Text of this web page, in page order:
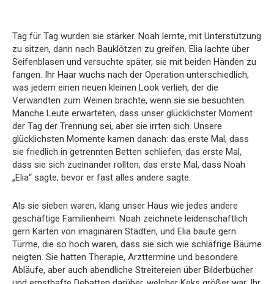
Tag für Tag wurden sie stärker. Noah lernte, mit Unterstützung
zu sitzen, dann nach Bauklötzen zu greifen. Elia lachte über
Seifenblasen und versuchte später, sie mit beiden Händen zu
fangen. Ihr Haar wuchs nach der Operation unterschiedlich,
was jedem einen neuen kleinen Look verlieh, der die
Verwandten zum Weinen brachte, wenn sie sie besuchten.
Manche Leute erwarteten, dass unser glücklichster Moment
der Tag der Trennung sei, aber sie irrten sich. Unsere
glücklichsten Momente kamen danach: das erste Mal, dass
sie friedlich in getrennten Betten schliefen, das erste Mal,
dass sie sich zueinander rollten, das erste Mal, dass Noah
„Elia“ sagte, bevor er fast alles andere sagte.
Als sie sieben waren, klang unser Haus wie jedes andere
geschäftige Familienheim. Noah zeichnete leidenschaftlich
gern Karten von imaginären Städten, und Elia baute gern
Türme, die so hoch waren, dass sie sich wie schläfrige Bäume
neigten. Sie hatten Therapie, Arzttermine und besondere
Abläufe, aber auch abendliche Streitereien über Bilderbücher